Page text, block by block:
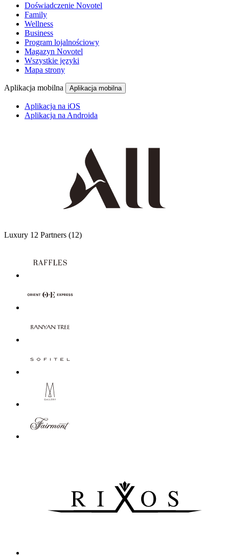
Doświadczenie Novotel
Family
Wellness
Business
Program lojalnościowy
Magazyn Novotel
Wszystkie języki
Mapa strony
Aplikacja mobilna Aplikacja mobilna
Aplikacja na iOS
Aplikacja na Androida
Luxury 12 Partners (12)